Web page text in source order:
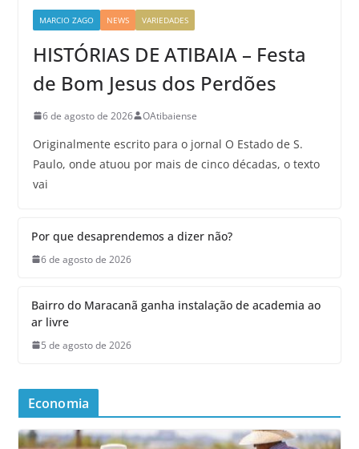
MARCIO ZAGO NEWS VARIEDADES
HISTÓRIAS DE ATIBAIA – Festa
de Bom Jesus dos Perdões
6 de agosto de 2026 OAtibaiense
Originalmente escrito para o jornal O Estado de S.
Paulo, onde atuou por mais de cinco décadas, o texto
vai
Por que desaprendemos a dizer não?
6 de agosto de 2026
Bairro do Maracanã ganha instalação de academia ao
ar livre
5 de agosto de 2026
Economia